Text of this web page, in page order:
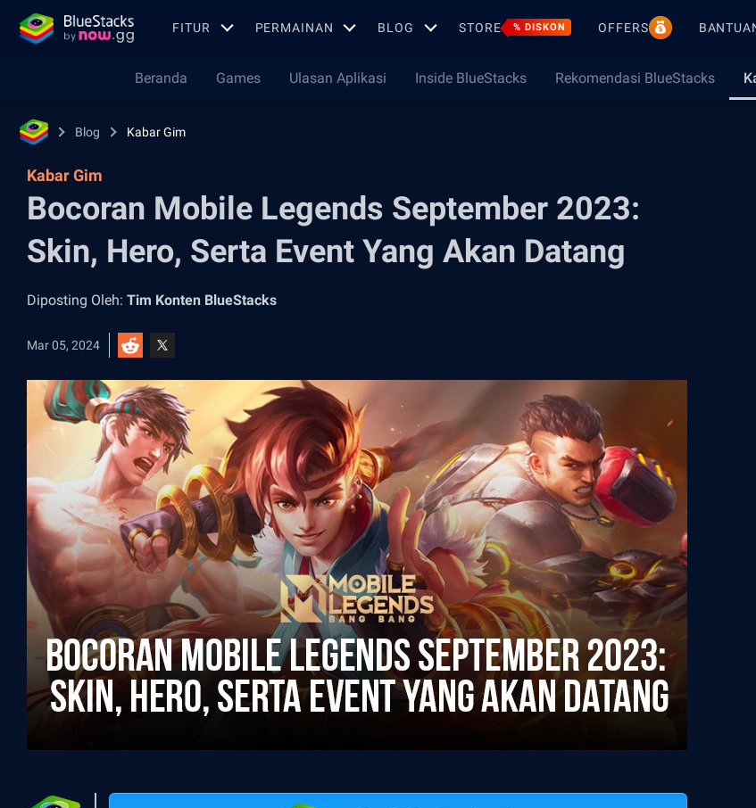
FITUR PERMAINAN BLOG STORE % DISKON OFFERS
Beranda Games Ulasan Aplikasi Inside BlueStacks Rekomendasi BlueStacks
Blog Kabar Gim
Kabar Gim
Bocoran Mobile Legends September 2023:
Skin, Hero, Serta Event Yang Akan Datang
Diposting Oleh: Tim Konten BlueStacks
Mar 05, 2024